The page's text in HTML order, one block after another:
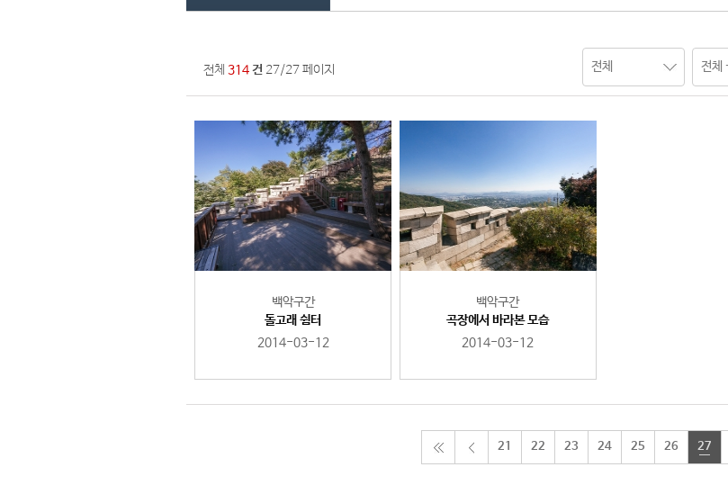
전체 314건27/27 페이지
백악구간
돌고래 쉼터
2014-03-12
백악구간
곡장에서 바라본 모습
2014-03-12
21 22 23 24 25 26 27